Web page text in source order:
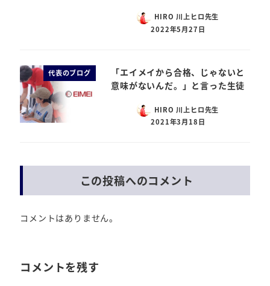
HIRO 川上ヒロ先生
2022年5月27日
代表のブログ
「エイメイから合格、じゃないと
意味がないんだ。」と言った生徒
HIRO 川上ヒロ先生
2021年3月18日
この投稿へのコメント
コメントはありません。
コメントを残す